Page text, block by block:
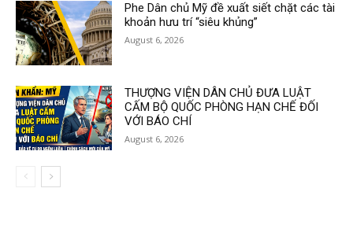
Phe Dân chủ Mỹ đề xuất siết chặt các tài
khoản hưu trí “siêu khủng”
August 6, 2026
THƯỢNG VIỆN DÂN CHỦ ĐƯA LUẬT
CẤM BỘ QUỐC PHÒNG HẠN CHẾ ĐỐI
VỚI BÁO CHÍ
August 6, 2026